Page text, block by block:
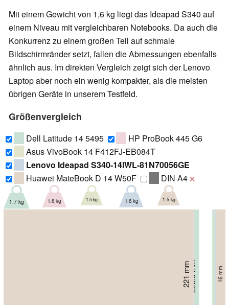
Mit einem Gewicht von 1,6 kg liegt das Ideapad S340 auf
einem Niveau mit vergleichbaren Notebooks. Da auch die
Konkurrenz zu einem großen Teil auf schmale
Bildschirmränder setzt, fallen die Abmessungen ebenfalls
ähnlich aus. Im direkten Vergleich zeigt sich der Lenovo
Laptop aber noch ein wenig kompakter, als die meisten
übrigen Geräte in unserem Testfeld.
Größenvergleich
Dell Latitude 14 5495
HP ProBook 445 G6
Asus VivoBook 14 F412FJ-EB084T
Lenovo Ideapad S340-14IWL-81N70056GE
Huawei MateBook D 14 W50F
DIN A4 ❌
228.9 mm 22.45 mm
1.7 kg
237.7 mm 18 mm
1.6 kg
212 mm 19 mm
1.5 kg
231 mm 17.9 mm
1.6 kg
221 mm 16 mm
1.5 kg